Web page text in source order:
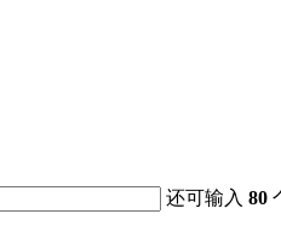
还可输入80